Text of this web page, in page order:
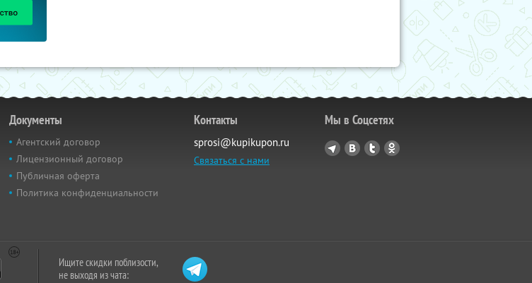
Документы
Агентский договор
Лицензионный договор
Публичная оферта
Политика конфиденциальности
Контакты
sprosi@kupikupon.ru
Связаться с нами
Мы в Соцсетях
Ищите скидки поблизости,
не выходя из чата: